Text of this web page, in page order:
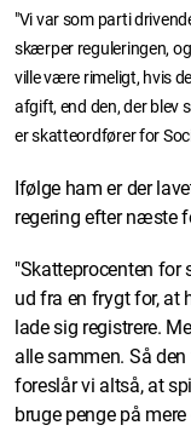
"Vi var som parti
skærper reguleringen,
ville være rimeligt, hvis
afgift, end den, der blev
er skatteordfører for
Ifølge ham er der
regering efter næste
"Skatteprocenten
ud fra en frygt for, at
lade sig registrere.
alle sammen. Så
foreslår vi altså, at
bruge penge på